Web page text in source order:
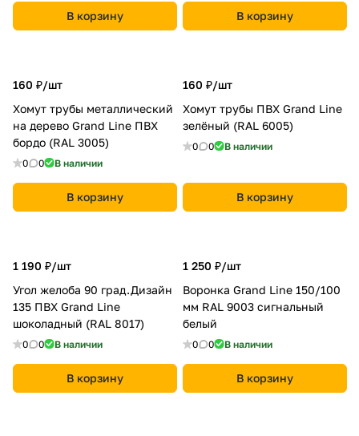
В корзину В корзину
160 ₽/шт
Хомут трубы металлический
на дерево Grand Line ПВХ
бордо (RAL 3005)
0 0 В наличии
В корзину
160 ₽/шт
Хомут трубы ПВХ Grand Line
зелёный (RAL 6005)
0 0 В наличии
В корзину
1 190 ₽/шт
Угол желоба 90 град.Дизайн
135 ПВХ Grand Line
шоколадный (RAL 8017)
0 0 В наличии
В корзину
1 250 ₽/шт
Воронка Grand Line 150/100
мм RAL 9003 сигнальный
белый
0 0 В наличии
В корзину